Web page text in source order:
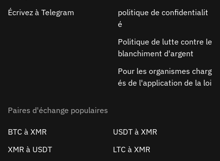
Écrivez à Telegram
politique de confidentialit
é
Politique de lutte contre le
blanchiment d'argent
Pour les organismes charg
és de l'application de la loi
Paires d'échange populaires
BTC à XMR
USDT à XMR
XMR à USDT
LTC à XMR